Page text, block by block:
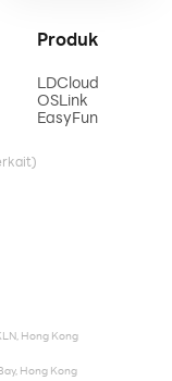
Produk
LDCloud
OSLink
EasyFun
Hong Kong
Hong Kong